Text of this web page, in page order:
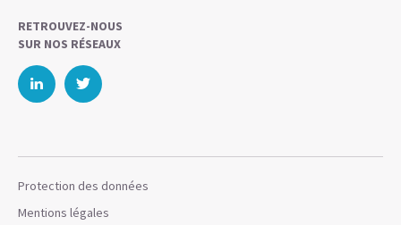
RETROUVEZ-NOUS
SUR NOS RÉSEAUX
Protection des données
Mentions légales